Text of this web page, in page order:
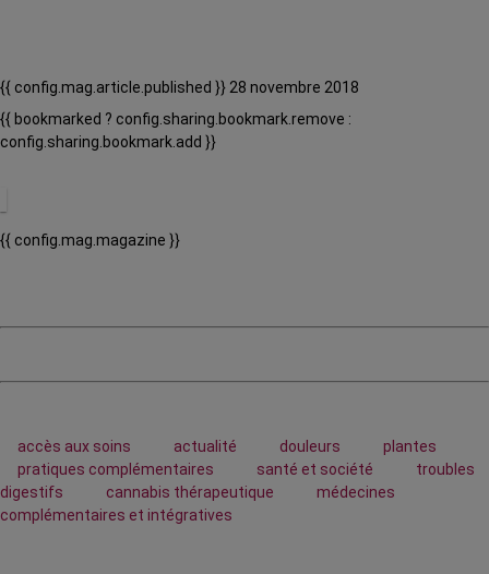
{{ config.mag.article.published }} 28 novembre 2018
{{ bookmarked ? config.sharing.bookmark.remove :
config.sharing.bookmark.add }}
{{ config.mag.magazine }}
accès aux soins actualité douleurs
plantes
pratiques complémentaires
santé et société
troubles
digestifs
cannabis thérapeutique
médecines
complémentaires et intégratives